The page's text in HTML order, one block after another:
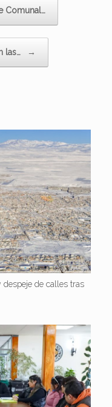
Comunal…
las… →
despeje de calles tras